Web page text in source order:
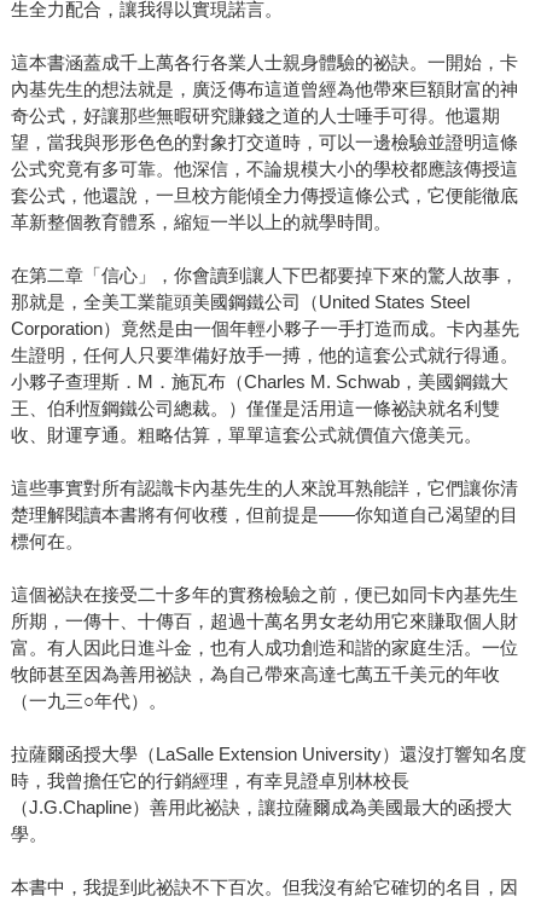
生全力配合，讓我得以實現諾言。
這本書涵蓋成千上萬各行各業人士親身體驗的祕訣。一開始，卡
內基先生的想法就是，廣泛傳布這道曾經為他帶來巨額財富的神
奇公式，好讓那些無暇研究賺錢之道的人士唾手可得。他還期
望，當我與形形色色的對象打交道時，可以一邊檢驗並證明這條
公式究竟有多可靠。他深信，不論規模大小的學校都應該傳授這
套公式，他還說，一旦校方能傾全力傳授這條公式，它便能徹底
革新整個教育體系，縮短一半以上的就學時間。
在第二章「信心」，你會讀到讓人下巴都要掉下來的驚人故事，
那就是，全美工業龍頭美國鋼鐵公司（United States Steel
Corporation）竟然是由一個年輕小夥子一手打造而成。卡內基先
生證明，任何人只要準備好放手一搏，他的這套公式就行得通。
小夥子查理斯．M．施瓦布（Charles M. Schwab，美國鋼鐵大
王、伯利恆鋼鐵公司總裁。）僅僅是活用這一條祕訣就名利雙
收、財運亨通。粗略估算，單單這套公式就價值六億美元。
這些事實對所有認識卡內基先生的人來說耳熟能詳，它們讓你清
楚理解閱讀本書將有何收穫，但前提是——你知道自己渴望的目
標何在。
這個祕訣在接受二十多年的實務檢驗之前，便已如同卡內基先生
所期，一傳十、十傳百，超過十萬名男女老幼用它來賺取個人財
富。有人因此日進斗金，也有人成功創造和諧的家庭生活。一位
牧師甚至因為善用祕訣，為自己帶來高達七萬五千美元的年收
（一九三○年代）。
拉薩爾函授大學（LaSalle Extension University）還沒打響知名度
時，我曾擔任它的行銷經理，有幸見證卓別林校長
（J.G.Chapline）善用此祕訣，讓拉薩爾成為美國最大的函授大
學。
本書中，我提到此祕訣不下百次。但我沒有給它確切的名目，因